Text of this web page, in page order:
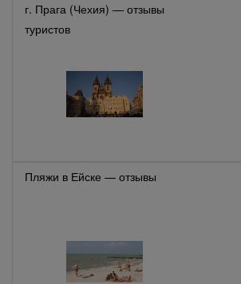
г. Прага (Чехия) — отзывы
туристов
Пляжи в Ейске — отзывы